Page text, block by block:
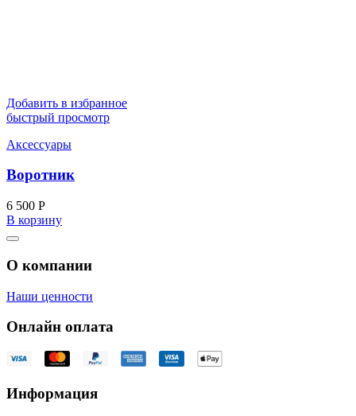
Добавить в избранное
быстрый просмотр
Аксессуары
Воротник
6 500 Р
В корзину
О компании
Наши ценности
Онлайн оплата
Информация